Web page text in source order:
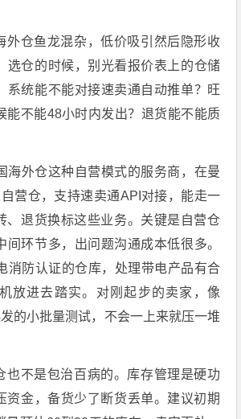
外仓鱼龙混杂，低价吸引然后隐形收
选仓的时候，别光看报价表上的仓储
系统能不能对接速卖通自动推单？旺
能不能48小时内发出？退货能不能质
海外仓这种自营模式的服务商，在曼
营仓，支持速卖通API对接，能走一
、退货换标这些业务。关键是自营仓
间环节多，出问题沟通成本低很多。
消防认证的仓库，处理带电产品有合
放进去踏实。对刚起步的卖家，像
的小批量测试，不会一上来就压一堆
也不是包治百病的。库存管理是硬功
金，备货少了断货丢单。建议初期